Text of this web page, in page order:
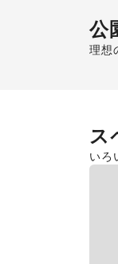
公
理想
ス
いろ